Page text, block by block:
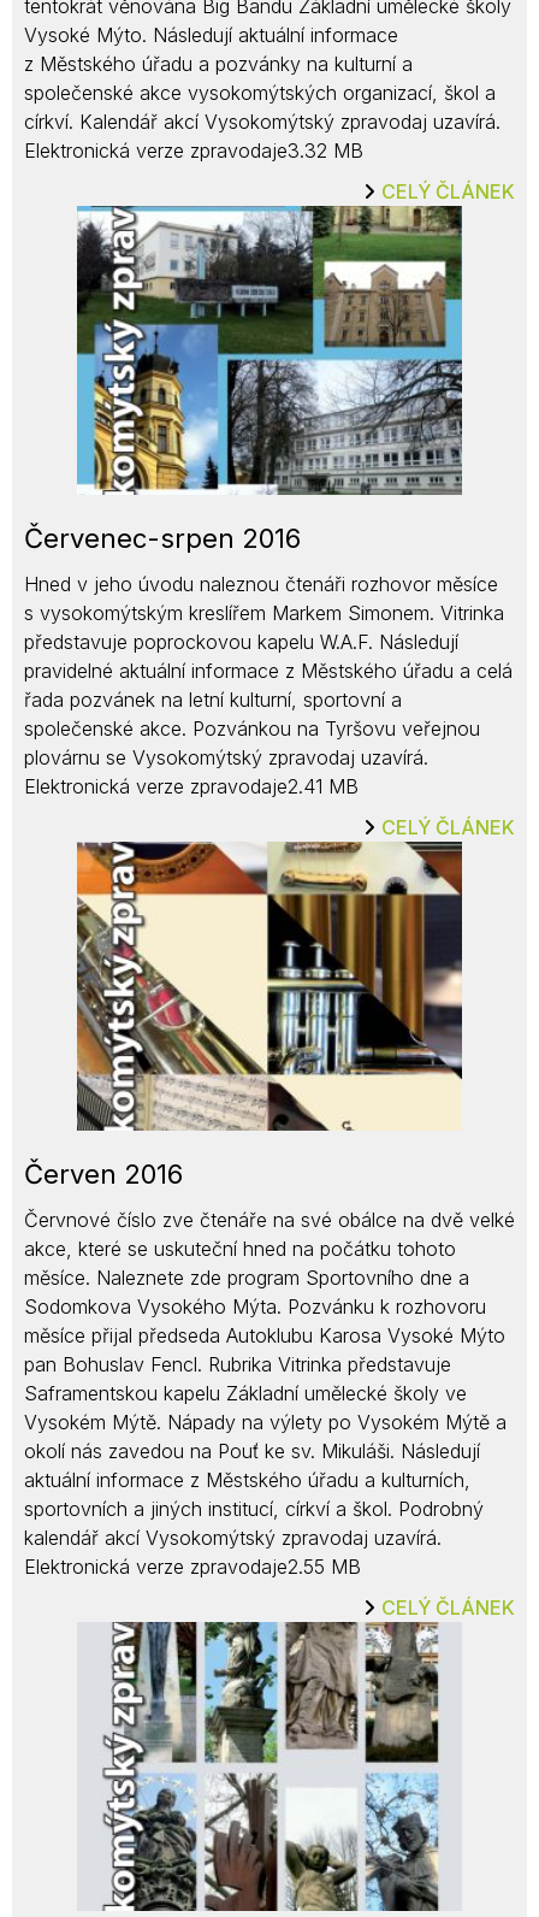
tentokrát věnována Big Bandu Základní umělecké školy
Vysoké Mýto. Následují aktuální informace
z Městského úřadu a pozvánky na kulturní a
společenské akce vysokomýtských organizací, škol a
církví. Kalendář akcí Vysokomýtský zpravodaj uzavírá.
Elektronická verze zpravodaje3.32 MB
CELÝ ČLÁNEK
Červenec-srpen 2016
Hned v jeho úvodu naleznou čtenáři rozhovor měsíce
s vysokomýtským kreslířem Markem Simonem. Vitrinka
představuje poprockovou kapelu W.A.F. Následují
pravidelné aktuální informace z Městského úřadu a celá
řada pozvánek na letní kulturní, sportovní a
společenské akce. Pozvánkou na Tyršovu veřejnou
plovárnu se Vysokomýtský zpravodaj uzavírá.
Elektronická verze zpravodaje2.41 MB
CELÝ ČLÁNEK
Červen 2016
Červnové číslo zve čtenáře na své obálce na dvě velké
akce, které se uskuteční hned na počátku tohoto
měsíce. Naleznete zde program Sportovního dne a
Sodomkova Vysokého Mýta. Pozvánku k rozhovoru
měsíce přijal předseda Autoklubu Karosa Vysoké Mýto
pan Bohuslav Fencl. Rubrika Vitrinka představuje
Saframentskou kapelu Základní umělecké školy ve
Vysokém Mýtě. Nápady na výlety po Vysokém Mýtě a
okolí nás zavedou na Pouť ke sv. Mikuláši. Následují
aktuální informace z Městského úřadu a kulturních,
sportovních a jiných institucí, církví a škol. Podrobný
kalendář akcí Vysokomýtský zpravodaj uzavírá.
Elektronická verze zpravodaje2.55 MB
CELÝ ČLÁNEK